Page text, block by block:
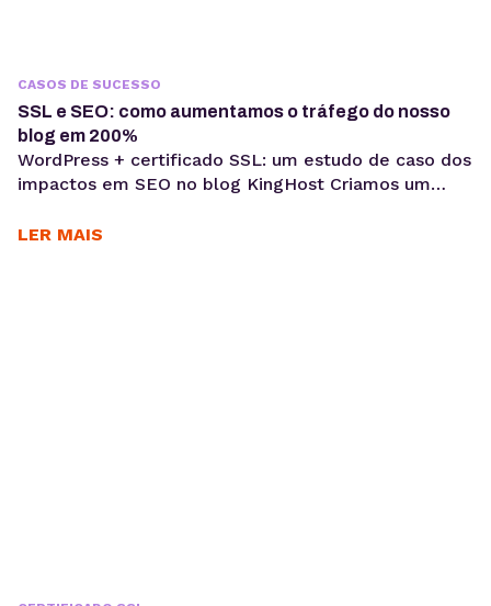
CASOS DE SUCESSO
SSL e SEO: como aumentamos o tráfego do nosso
blog em 200%
WordPress + certificado SSL: um estudo de caso dos
impactos em SEO no blog KingHost Criamos um
instalação e ativação do certificado SSL no Lab
LER MAIS